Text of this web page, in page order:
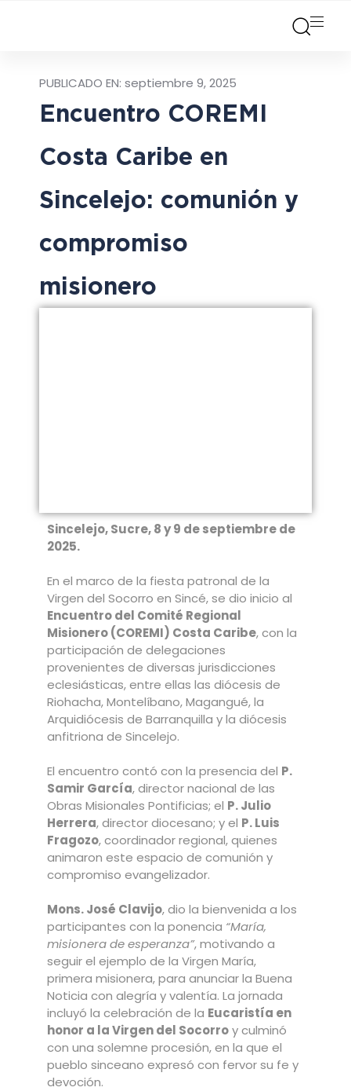
PUBLICADO EN: septiembre 9, 2025
Encuentro COREMI
Costa Caribe en
Sincelejo: comunión y
compromiso
misionero
Sincelejo, Sucre, 8 y 9 de septiembre de
2025.
En el marco de la fiesta patronal de la
Virgen del Socorro en Sincé, se dio inicio al
Encuentro del Comité Regional
Misionero (COREMI) Costa Caribe, con la
participación de delegaciones
provenientes de diversas jurisdicciones
eclesiásticas, entre ellas las diócesis de
Riohacha, Montelíbano, Magangué, la
Arquidiócesis de Barranquilla y la diócesis
anfitriona de Sincelejo.
El encuentro contó con la presencia del P.
Samir García, director nacional de las
Obras Misionales Pontificias; el P. Julio
Herrera, director diocesano; y el P. Luis
Fragozo, coordinador regional, quienes
animaron este espacio de comunión y
compromiso evangelizador.
Mons. José Clavijo, dio la bienvenida a los
participantes con la ponencia “María,
misionera de esperanza”, motivando a
seguir el ejemplo de la Virgen María,
primera misionera, para anunciar la Buena
Noticia con alegría y valentía. La jornada
incluyó la celebración de la Eucaristía en
honor a la Virgen del Socorroy culminó
con una solemne procesión, en la que el
pueblo sinceano expresó con fervor su fe y
devoción.